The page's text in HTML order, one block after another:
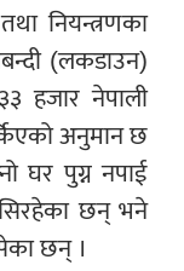
नियन्त्रणका
(लकडाउन)
हजार नेपाली
अनुमान छ
घर पुग्न नपाई
छन् भने
छन् ।